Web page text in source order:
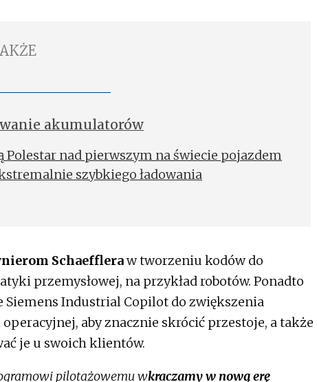
akumulatorów
Polestar nad pierwszym na świecie pojazdem
szybkiego ładowania
Schaeffleraw tworzeniu kodów do
przemysłowej, na przykład robotów. Ponadto
Industrial Copilot do zwiększenia
aby znacznie skrócić przestoje, a także
je u swoich klientów.
pilotażowemu wkraczamy w nową erę